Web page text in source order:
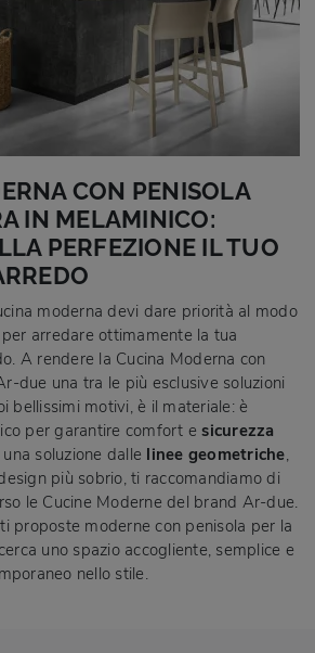
CON PENISOLA
IN MELAMINICO:
PERFEZIONE IL TUO
moderna devi dare priorità al modo
arredare ottimamente la tua
A rendere la Cucina Moderna con
due una tra le più esclusive soluzioni
bellissimi motivi, è il materiale: è
per garantire comfort esicurezza
soluzione dalle linee geometriche,
più sobrio, ti raccomandiamo di
le Cucine Moderne del brand Ar-due.
proposte moderne con penisola per la
uno spazio accogliente, semplice e
nello stile.